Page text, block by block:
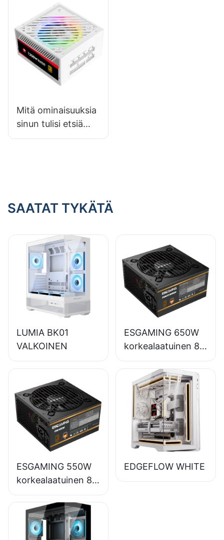
ymmärtämiseen
Mitä ominaisuuksia
sinun tulisi etsiä
tehokkaasta
SAATAT TYKÄTÄ
LUMIA BK01
VALKOINEN
ESGAMING 650W
korkealaatuinen 85
%:n hyötysuhteella
varustettu
täysmoduulinen
80+ pronssinen
pöytätietokoneiden
virtalähde
ESB650W
ESGAMING 550W
korkealaatuinen 85
%:n hyötysuhde
80+ pronssi
pöytätietokoneiden
virtalähde
EDGEFLOW WHITE